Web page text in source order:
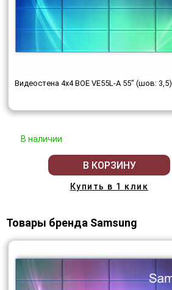
Видеостена 4x4 BOE VE55L-A 55" (шов: 3,5)
В наличии
В КОРЗИНУ
Купить в 1 клик
Товары бренда Samsung